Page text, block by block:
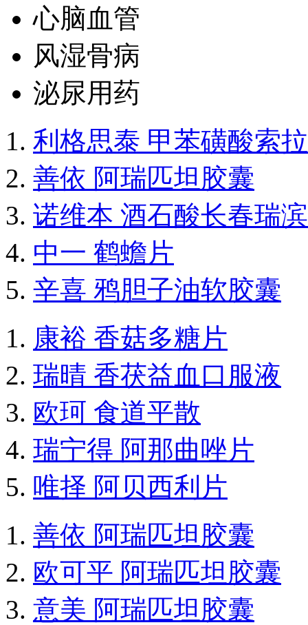
心脑血管
风湿骨病
泌尿用药
利格思泰 甲苯磺酸索
善依 阿瑞匹坦胶囊
诺维本 酒石酸长春瑞
中一 鹤蟾片
辛喜 鸦胆子油软胶囊
康裕 香菇多糖片
瑞晴 香茯益血口服液
欧珂 食道平散
瑞宁得 阿那曲唑片
唯择 阿贝西利片
善依 阿瑞匹坦胶囊
欧可平 阿瑞匹坦胶囊
意美 阿瑞匹坦胶囊